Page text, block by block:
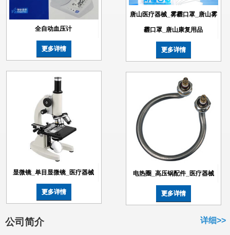
全自动血压计
更多详情
唐山医疗器械_雾霾口罩_唐山雾
霾口罩_唐山康复用品
更多详情
显微镜_单目显微镜_医疗器械
更多详情
电热圈_高压锅配件_医疗器械
更多详情
公司简介 详细>>